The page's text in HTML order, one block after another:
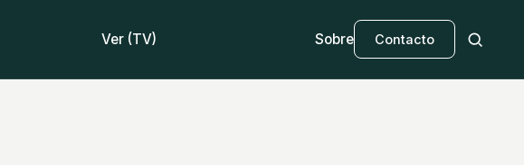
Ver (TV) Sobre Contacto